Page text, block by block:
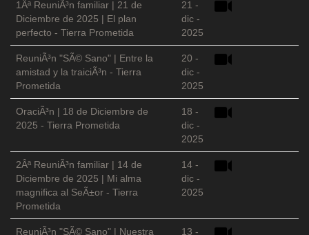
1Âª ReuniÃ³n familiar | 21 de
Diciembre de 2025 | El plan
perfecto - Tierra Prometida
21 -
dic -
2025
ReuniÃ³n "SÃ© Sano" | Entre la
amistad y la traiciÃ³n - Tierra
Prometida
20 -
dic -
2025
OraciÃ³n | 18 de Diciembre de
2025 - Tierra Prometida
18 -
dic -
2025
2Âª ReuniÃ³n familiar | 14 de
Diciembre de 2025 | Mi alma
magnifica al SeÃ±or - Tierra
Prometida
14 -
dic -
2025
ReuniÃ³n "SÃ© Sano" | Nuestra
13 -